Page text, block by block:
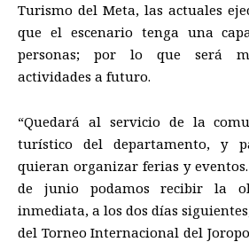
Turismo del Meta, las actuales
que el escenario tenga una
personas; por lo que será
actividades a futuro.
“Quedará al servicio de la
turístico del departamento, y
quieran organizar ferias y
de junio podamos recibir la
inmediata, a los dos días siguientes
del Torneo Internacional del Joropo